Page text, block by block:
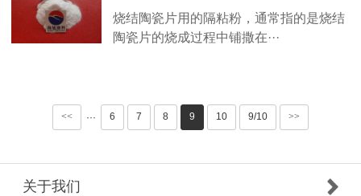
烧结陶瓷片用的隔粘粉，通常指的是烧结
陶瓷片的烧成过程中铺撒在···
<< ··· 6 7 8 9 10 9/10 >>
关于我们